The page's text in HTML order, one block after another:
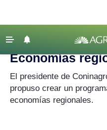
Lechería
‹ VOLVER
Agroclave
Economías
El presidente de
propuso crear un
economías regionales.